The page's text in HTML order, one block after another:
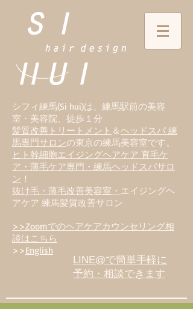
シフィ練馬(Si hui)は、 練馬駅前の美容
室・美容院、徒歩１分
髪質改善トリートメント ＆ヘッドスパ 練
馬専門サロンの東京の練馬美容室です。
ヒト幹細胞エイジングヘアケア 育毛ケ
ア・薄毛ケア専門・練馬ヘッドスパサロ
ン ！
抜け毛・薄毛改善美容室・ エイジングヘ
アケア 練馬髪質改善サロン
>>Zoomでのヘアケアカウンセリング相
談はこちら
>>English
LINE@で簡単手軽に
予約・相談できます